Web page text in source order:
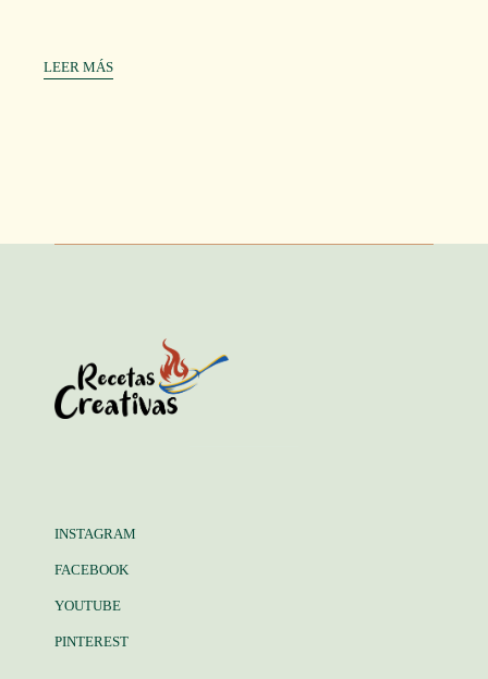
LEER MÁS
INSTAGRAM
FACEBOOK
YOUTUBE
PINTEREST